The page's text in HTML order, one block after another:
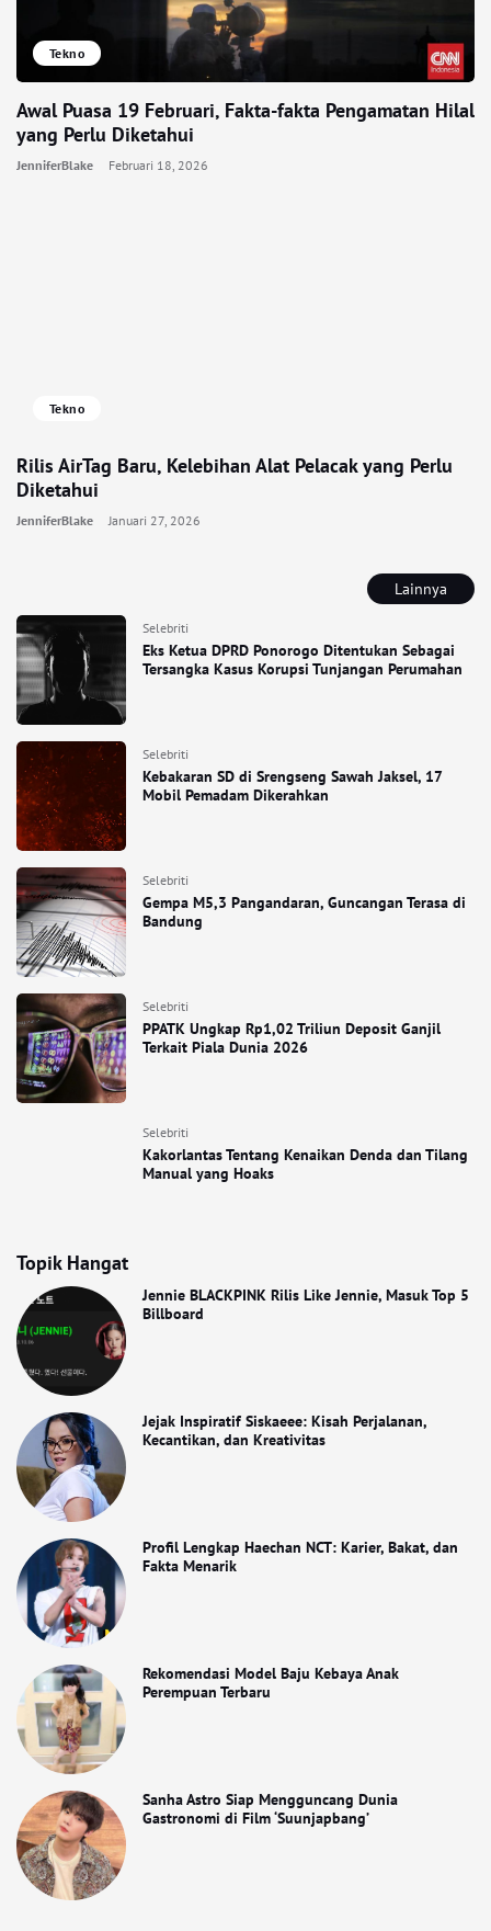
Lainnya
Selebriti
Eks Ketua DPRD Ponorogo Ditentukan Sebagai
Tersangka Kasus Korupsi Tunjangan Perumahan
Selebriti
Kebakaran SD di Srengseng Sawah Jaksel, 17
Mobil Pemadam Dikerahkan
Selebriti
Gempa M5,3 Pangandaran, Guncangan Terasa di
Bandung
Selebriti
PPATK Ungkap Rp1,02 Triliun Deposit Ganjil
Terkait Piala Dunia 2026
Selebriti
Kakorlantas Tentang Kenaikan Denda dan Tilang
Manual yang Hoaks
Topik Hangat
Jennie BLACKPINK Rilis Like Jennie, Masuk Top 5
Billboard
Jejak Inspiratif Siskaeee: Kisah Perjalanan,
Kecantikan, dan Kreativitas
Profil Lengkap Haechan NCT: Karier, Bakat, dan
Fakta Menarik
Rekomendasi Model Baju Kebaya Anak
Perempuan Terbaru
Sanha Astro Siap Mengguncang Dunia
Gastronomi di Film ‘Suunjapbang’
Tekno
Awal Puasa 19 Februari, Fakta-fakta Pengamatan Hilal
yang Perlu Diketahui
JenniferBlake Februari 18, 2026
Tekno
Rilis AirTag Baru, Kelebihan Alat Pelacak yang Perlu
Diketahui
JenniferBlake Januari 27, 2026